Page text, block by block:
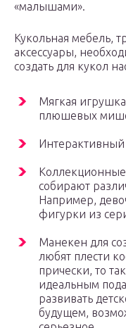
«малышами».
Кукольная мебель,
аксессуары,
создать для кукол
Мягкая
плюшевых
собирают
Например,
фигурки из
Манекен для
любят плести
прически, то
идеальным
развивать
будущем,